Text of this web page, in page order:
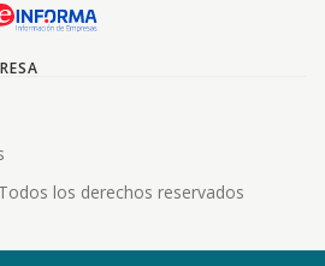
los derechos reservados